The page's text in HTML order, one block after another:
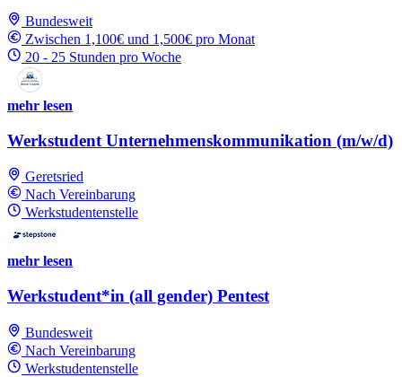
Bundesweit
Zwischen 1,100€ und 1,500€ pro Monat
20 - 25 Stunden pro Woche
mehr lesen
Werkstudent Unternehmenskommunikation (m/w/d)
Geretsried
Nach Vereinbarung
Werkstudentenstelle
mehr lesen
Werkstudent*in (all gender) Pentest
Bundesweit
Nach Vereinbarung
Werkstudentenstelle